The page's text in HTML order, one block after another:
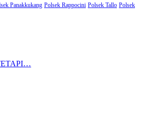
Panakkukang Polsek Rappocini Polsek Tallo Polsek